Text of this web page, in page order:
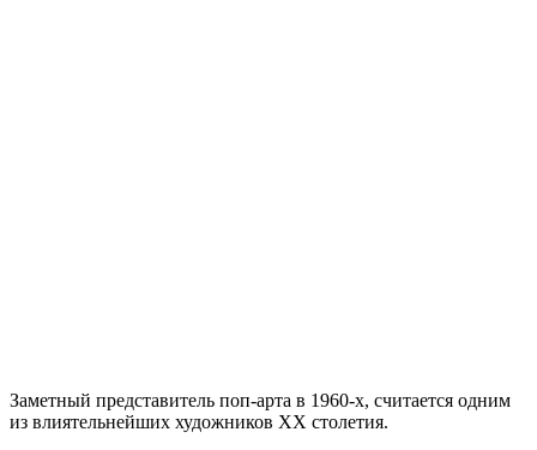
Заметный представитель поп-арта в 1960-х, считается одним
из влиятельнейших художников XX столетия.